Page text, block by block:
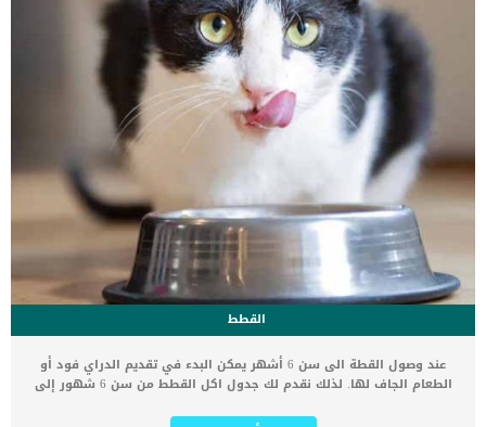
القطط
عند وصول القطة الى سن 6 أشهر يمكن البدء في تقديم الدراي فود أو
الطعام الجاف لها. لذلك نقدم لك جدول اكل القطط من سن 6 شهور إلى